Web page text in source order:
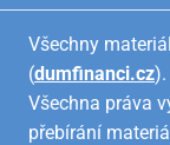
Všechny
(dumfinanci.cz).
Všechna práva
přebírání